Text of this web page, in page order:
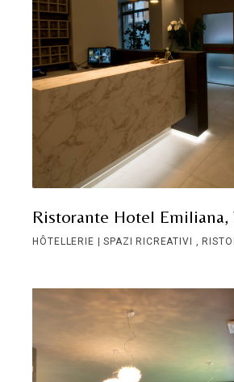
Ristorante Hotel Emiliana,
HÔTELLERIE | SPAZI RICREATIVI